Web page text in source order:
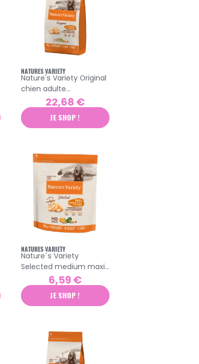
NATURES VARIETY
Nature's Variety Original
chien adulte
moyen/maxi
croquettes poulet 2kg
22,68 €
JE SHOP !
NATURES VARIETY
Nature´s Variety
Selected medium maxi
poulet croquettes pour
chien adulte 600gr
6,59 €
JE SHOP !